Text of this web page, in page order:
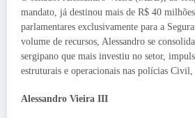
mandato, já destinou mais de R$ 40
parlamentares exclusivamente para a
volume de recursos, Alessandro se
sergipano que mais investiu no setor,
estruturais e operacionais nas polícias
Alessandro Vieira III